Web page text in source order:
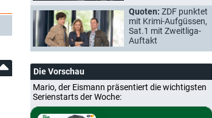
Quoten: ZDF punktet
mit Krimi-Aufgüssen,
Sat.1 mit Zweitliga-
Auftakt
Die Vorschau
Mario, der Eismann präsentiert die wichtigsten
Serienstarts der Woche: